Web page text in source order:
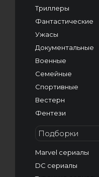
Триллеры
Фантастические
Ужасы
Документальные
Военные
Семейные
Спортивные
Вестерн
Фентези
Подборки
Marvel сериалы
DC сериалы